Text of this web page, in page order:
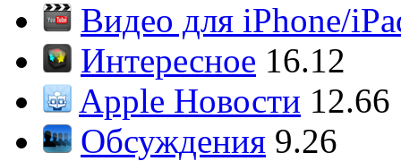
Видео для iPhone/
Интересное 16.12
Apple Новости 12.66
Обсуждения 9.26